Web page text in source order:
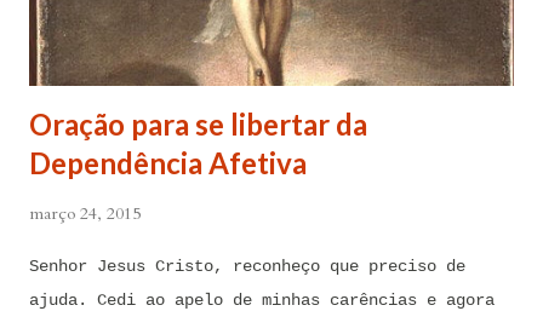
Oração para se libertar da
Dependência Afetiva
março 24, 2015
Senhor Jesus Cristo, reconheço que preciso de
ajuda. Cedi ao apelo de minhas carências e agora